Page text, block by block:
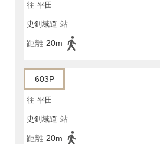
往 平田
史釗域道 站
距離 20m
603P
往 平田
史釗域道 站
距離 20m